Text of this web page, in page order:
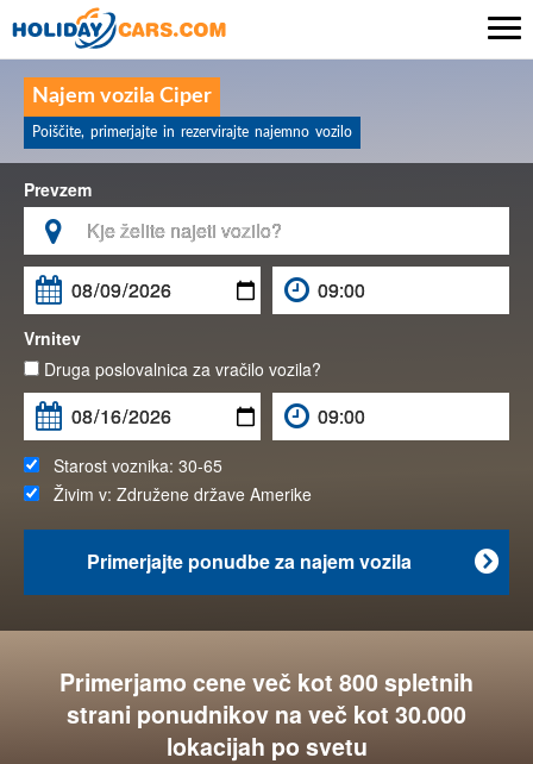
Najem vozila Ciper
Poiščite, primerjajte in rezervirajte najemno vozilo
Prevzem


Vrnitev
Druga poslovalnica za vračilo vozila?
Starost voznika: 30-65
Živim v: Združene države Amerike

Primerjajte ponudbe za najem vozila
Primerjamo cene več kot 800 spletnih
strani ponudnikov na več kot 30.000
lokacijah po svetu